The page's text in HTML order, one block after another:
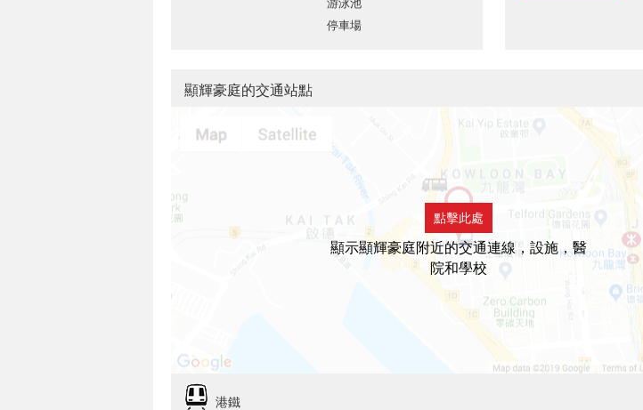
游泳池
停車場
顯輝豪庭的交通站點
點擊此處
顯示顯輝豪庭附近的交通連線，設施，醫
院和學校
港鐵